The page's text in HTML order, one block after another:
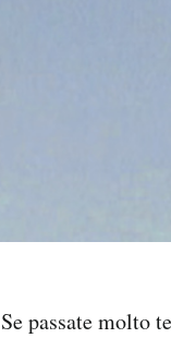
Se passate molto